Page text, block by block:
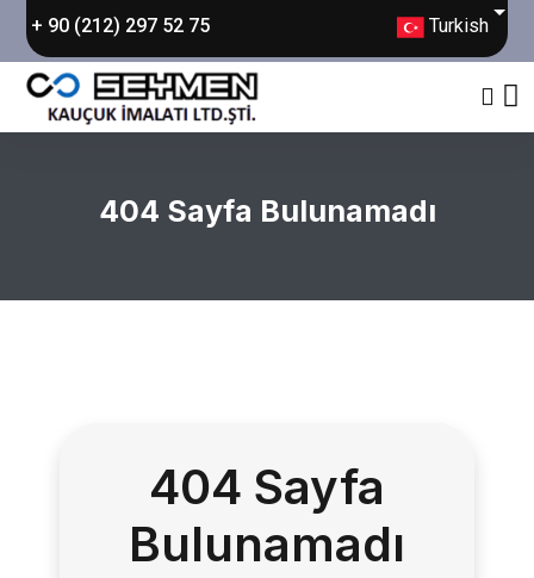
+ 90 (212) 297 52 75 Turkish
404 Sayfa Bulunamadı
404 Sayfa
Bulunamadı